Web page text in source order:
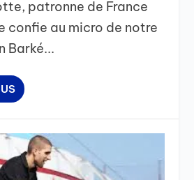
patronne de France
confie au micro de notre
Barké...